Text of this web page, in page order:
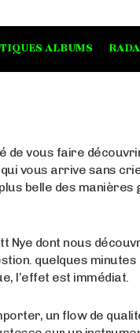
ALBUMS
de vous faire
vous arrive sans
belle des manières
Nye dont nous
quelques
l’effet est immédiat.
un flow de